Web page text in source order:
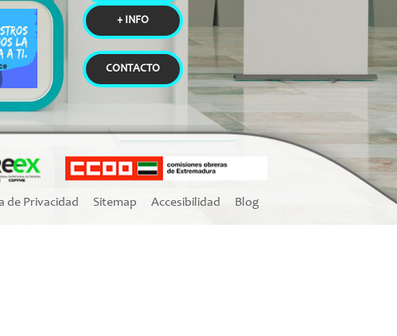
+ INFO
CONTACTO
de Privacidad Sitemap Accesibilidad Blog